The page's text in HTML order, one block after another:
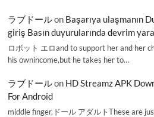
ラブドールon Başarıya ulaşmanın
giriş Basın duyurularında devrim
ロボット エロand to support her and her
his ownincome,but he takes her to…
ラブドールon HD Streamz APK
For Android
middle finger,ドール アダルトThese are